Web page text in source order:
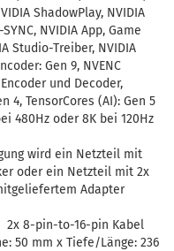
ShadowPlay, NVIDIA
NVIDIA App, Game
Studio-Treiber, NVIDIA
Gen 9, NVENC
und Decoder,
4, TensorCores (AI): Gen 5
480Hz oder 8K bei 120Hz
wird ein Netzteil mit
oder ein Netzteil mit 2x
Adapter
2x 8-pin-to-16-pin Kabel
50 mm x Tiefe/Länge: 236